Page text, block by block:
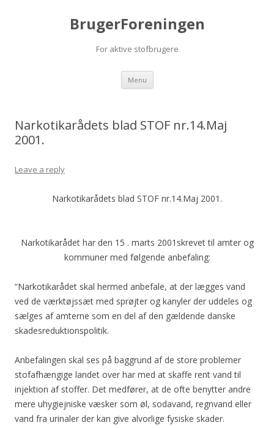
BrugerForeningen
For aktive stofbrugere
Menu Skip to content
Narkotikarådets blad STOF nr.14.Maj
2001.
Leave a reply
Narkotikarådets blad STOF nr.14.Maj 2001.
Narkotikarådet har den 15 . marts 2001skrevet til amter og
kommuner med følgende anbefaling:
“Narkotikarådet skal hermed anbefale, at der lægges vand
ved de værktøjssæt med sprøjter og kanyler der uddeles og
sælges af amterne som en del af den gældende danske
skadesreduktionspolitik.
Anbefalingen skal ses på baggrund af de store problemer
stofafhængige landet over har med at skaffe rent vand til
injektion af stoffer. Det medfører, at de ofte benytter andre
mere uhygiejniske væsker som øl, sodavand, regnvand eller
vand fra urinaler der kan give alvorlige fysiske skader.